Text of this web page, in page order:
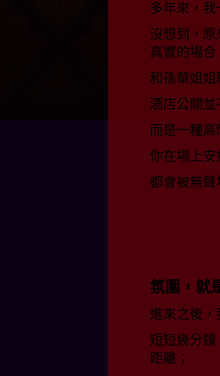
多年來，
沒想到，
真實的場合
和孫華姐
酒店公關
而是一種
你在場上
都會被無
氛圍，就
進來之後
短短幾分
距離；